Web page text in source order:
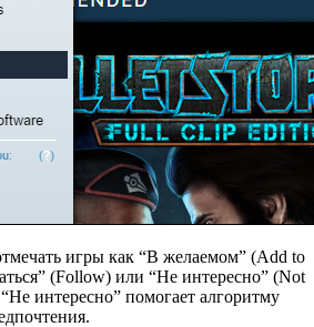
игры как “В желаемом” (Add to
(Follow) или “Не интересно” (Not
интересно” помогает алгоритму